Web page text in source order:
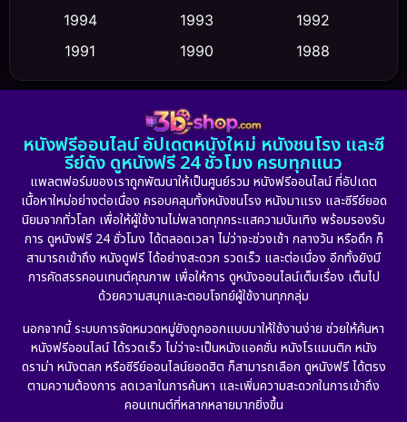
Culture (23)
Dance เต้น
Detective สืบสวน (5)
Detective สืบสวน (56)
Disaster (10)
Disney+ (21)
Drama ดราม่า (882)
Dystopian (17)
1994
1993
1992
1991
1990
1988
1986
1985
1983
1981
1974
1971 1962
หนังฟรีออนไลน์ อัปเดตหนังใหม่ หนังชนโรง และซี
รีย์ดัง ดูหนังฟรี 24 ชั่วโมง ครบทุกแนว
แพลตฟอร์มของเราถูกพัฒนาให้เป็นศูนย์รวม หนังฟรีออนไลน์ ที่อัปเดต
เนื้อหาใหม่อย่างต่อเนื่อง ครอบคลุมทั้งหนังชนโรง หนังมาแรง และซีรีย์ยอด
นิยมจากทั่วโลก เพื่อให้ผู้ใช้งานไม่พลาดทุกกระแสความบันเทิง พร้อมรองรับ
การ ดูหนังฟรี 24 ชั่วโมง ได้ตลอดเวลา ไม่ว่าจะช่วงเช้า กลางวัน หรือดึก ก็
สามารถเข้าถึง หนังดูฟรี ได้อย่างสะดวก รวดเร็ว และต่อเนื่อง อีกทั้งยังมี
การคัดสรรคอนเทนต์คุณภาพ เพื่อให้การ ดูหนังออนไลน์เต็มเรื่อง เต็มไป
ด้วยความสนุกและตอบโจทย์ผู้ใช้งานทุกกลุ่ม
นอกจากนี้ ระบบการจัดหมวดหมู่ยังถูกออกแบบมาให้ใช้งานง่าย ช่วยให้ค้นหา
หนังฟรีออนไลน์ ได้รวดเร็ว ไม่ว่าจะเป็นหนังแอคชั่น หนังโรแมนติก หนัง
ดราม่า หนังตลก หรือซีรีย์ออนไลน์ยอดฮิต ก็สามารถเลือก ดูหนังฟรี ได้ตรง
ตามความต้องการ ลดเวลาในการค้นหา และเพิ่มความสะดวกในการเข้าถึง
คอนเทนต์ที่หลากหลายมากยิ่งขึ้น